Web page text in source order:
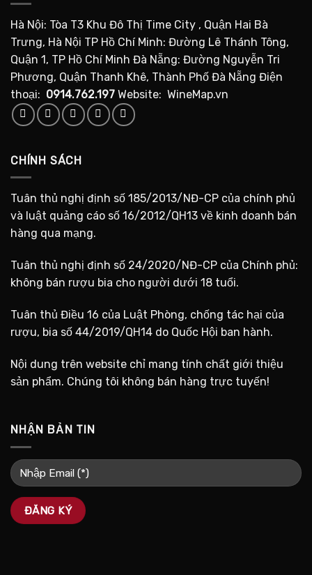
Hà Nội: Tòa T3 Khu Đô Thị Time City , Quận Hai Bà
Trưng, Hà Nội TP Hồ Chí Minh: Đường Lê Thánh Tông,
Quận 1, TP Hồ Chí Minh Đà Nẵng: Đường Nguyễn Tri
Phương, Quận Thanh Khê, Thành Phố Đà Nẵng Điện
thoại: 0914.762.197 Website: WineMap.vn
CHÍNH SÁCH
Tuân thủ nghị định số 185/2013/NĐ-CP của chính phủ
và luật quảng cáo số 16/2012/QH13 về kinh doanh bán
hàng qua mạng.
Tuân thủ nghị định số 24/2020/NĐ-CP của Chính phủ:
không bán rượu bia cho người dưới 18 tuổi.
Tuân thủ Điều 16 của Luật Phòng, chống tác hại của
rượu, bia số 44/2019/QH14 do Quốc Hội ban hành.
Nội dung trên website chỉ mang tính chất giới thiệu
sản phẩm. Chúng tôi không bán hàng trực tuyến!
NHẬN BẢN TIN